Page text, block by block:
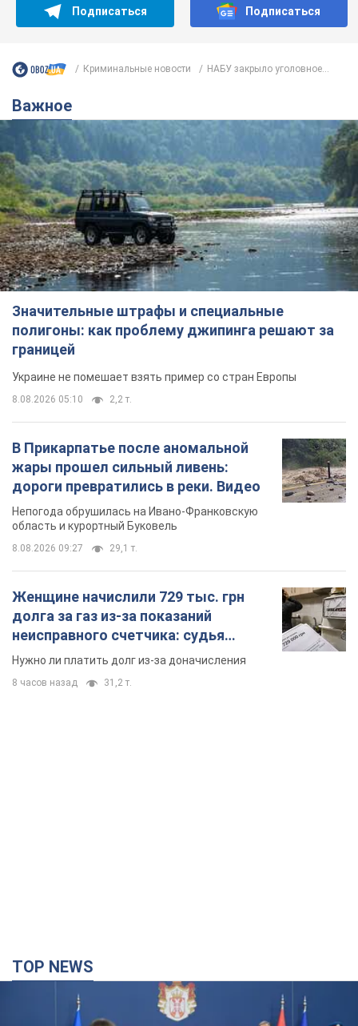
Подписаться Подписаться
Криминальные новости НАБУ закрыло уголовное...
Важное
Значительные штрафы и специальные
полигоны: как проблему джипинга решают за
границей
Украине не помешает взять пример со стран Европы
8.08.2026 05:10 2,2 т.
В Прикарпатье после аномальной
жары прошел сильный ливень:
дороги превратились в реки. Видео
Непогода обрушилась на Ивано-Франковскую
область и курортный Буковель
8.08.2026 09:27 29,1 т.
Женщине начислили 729 тыс. грн
долга за газ из-за показаний
неисправного счетчика: судья
вынес неожиданное решение
Нужно ли платить долг из-за доначисления
8 часов назад 31,2 т.
TOP NEWS